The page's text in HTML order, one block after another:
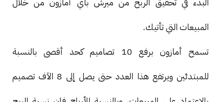
المبيعات التي تأتيك.
تسمح أمازون برفع 10 تصاميم كحد أقصى بالنسبة
للمبتدئين ويرتفع هذا العدد حتى يصل إلى 8 الآف تصميم